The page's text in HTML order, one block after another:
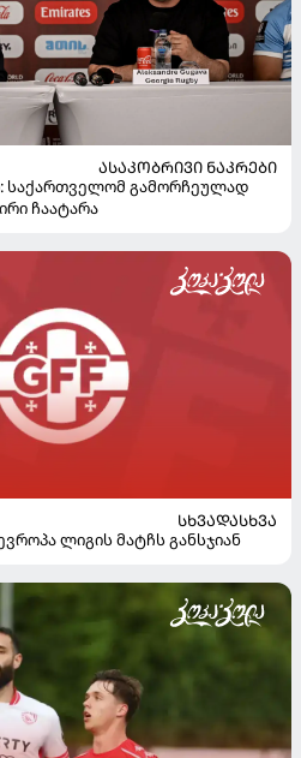
ᲐᲡᲐᲙᲝᲑᲠᲘᲕᲘ ᲜᲐᲙᲠᲔᲑᲘ
საქართველომ გამორჩეულად
ჩაატარა
ᲡᲮᲕᲐᲓᲐᲡᲮᲕᲐ
ლიგის მატჩს განსჯიან